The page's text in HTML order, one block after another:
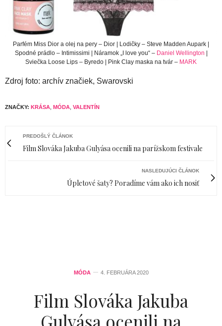
Parfém Miss Dior a olej na pery – Dior | Lodičky – Steve Madden Aupark |
Spodné prádlo – Intimissimi | Náramok „I love you“ – Daniel Wellington |
Sviečka Loose Lips – Byredo | Pink Clay maska na tvár – MARK
Zdroj foto: archív značiek, Swarovski
ZNAČKY: KRÁSA MÓDA VALENTÍN
PREDOŠLÝ ČLÁNOK
Film Slováka Jakuba Gulyása ocenili na parížskom festivale
NASLEDUJÚCI ČLÁNOK
Úpletové šaty? Poradíme vám ako ich nosiť
MÓDA 4. FEBRUÁRA 2020
Film Slováka Jakuba
Gulyása ocenili na